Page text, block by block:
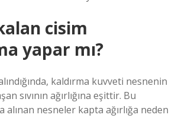
cisim
yapar mı?
kaldırma kuvveti nesnenin
sıvının ağırlığına eşittir. Bu
alınan nesneler kapta ağırlığa neden